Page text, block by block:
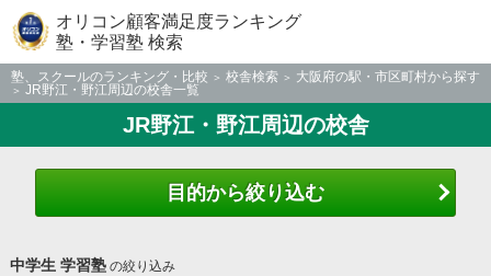
オリコン顧客満足度ランキング
塾・学習塾 検索
塾、スクールのランキング・比較 校舎検索
大阪府の駅・市区町村から探す
JR野江・野江周辺の校舎一覧
JR野江・野江周辺の校舎
目的から絞り込む
中学生 学習塾の絞り込み